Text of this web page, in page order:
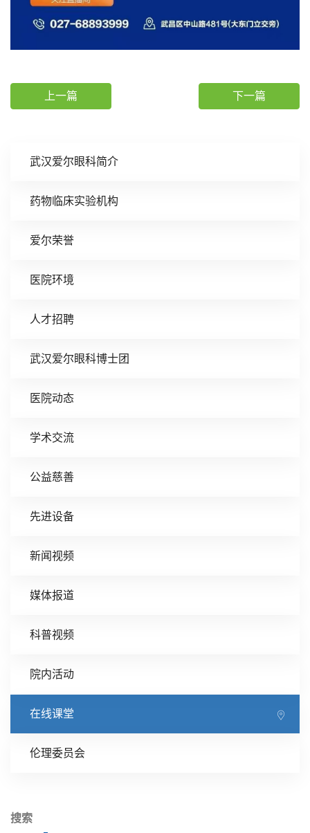
武汉爱尔眼科简介
药物临床实验机构
爱尔荣誉
医院环境
人才招聘
武汉爱尔眼科博士团
医院动态
学术交流
公益慈善
先进设备
新闻视频
媒体报道
科普视频
院内活动
在线课堂
伦理委员会
搜索
上一篇 下一篇